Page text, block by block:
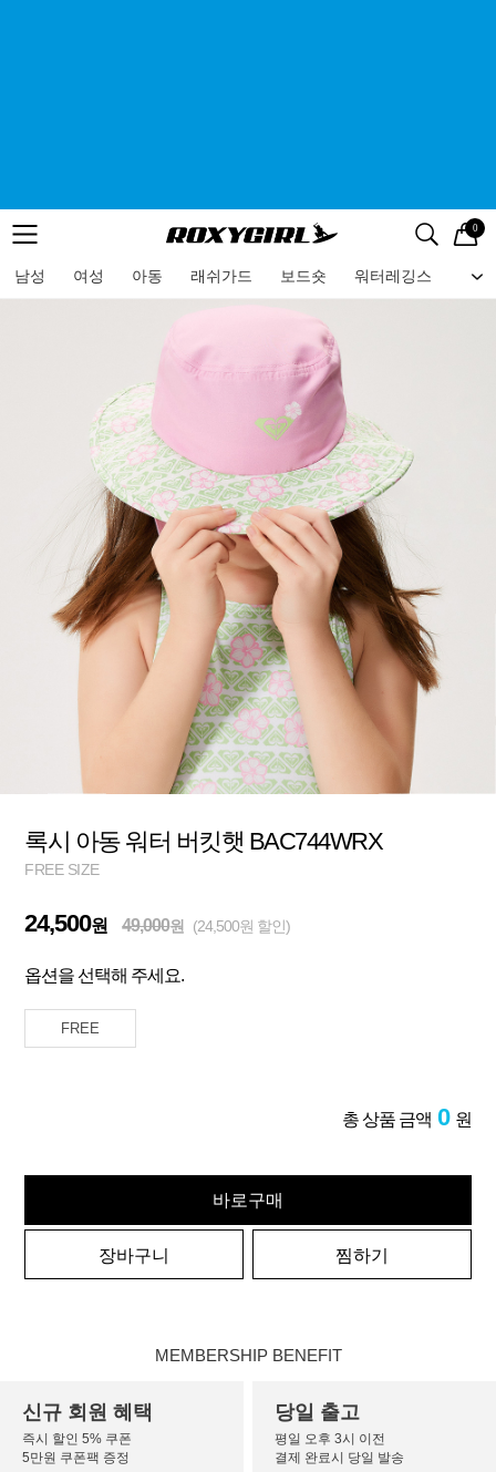
메뉴 검색
로고 0
남성 여성 아동 래쉬가드 보드숏 워터레깅스 비
메뉴
록시 아동 워터 버킷햇 BAC744WRX
FREE SIZE
24,500원 49,000원 (24,500원 할인)
옵션을 선택해 주세요.
FREE
총 상품 금액 0 원
바로구매
장바구니 찜하기
MEMBERSHIP BENEFIT
신규 회원 혜택
즉시 할인 5% 쿠폰
5만원 쿠폰팩 증정
당일 출고
평일 오후 3시 이전
결제 완료시 당일 발송